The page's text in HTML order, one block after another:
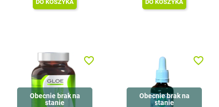
DO KOSZYKA DO KOSZYKA
Obecnie brak na
stanie
favorite_border
Obecnie brak na
stanie
favorite_border